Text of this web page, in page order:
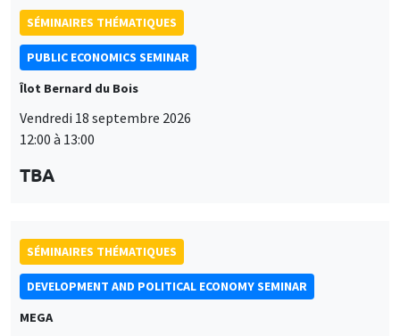
SÉMINAIRES THÉMATIQUES
PUBLIC ECONOMICS SEMINAR
Îlot Bernard du Bois
Vendredi 18 septembre 2026
12:00 à 13:00
TBA
SÉMINAIRES THÉMATIQUES
DEVELOPMENT AND POLITICAL ECONOMY SEMINAR
MEGA